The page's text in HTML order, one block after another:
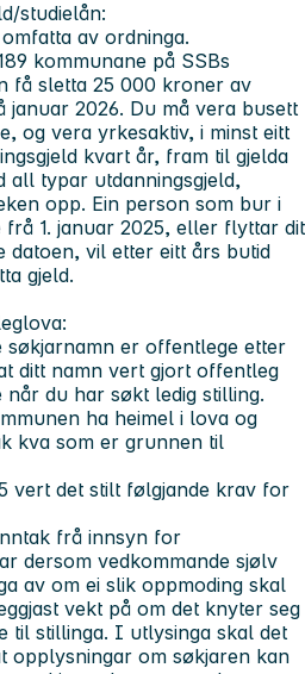
studielån:
av ordninga.
kommunane på SSBs
få sletta 25 000 kroner av
januar 2026. Du må vera busett
og vera yrkesaktiv, i minst eitt
kvart år, fram til gjelda
all typar utdanningsgjeld,
opp. Ein person som bur i
frå 1. januar 2025, eller flyttar dit
datoen, vil etter eitt års butid
gjeld.
søkjarnamn er offentlege etter
ditt namn vert gjort offentleg
du har søkt ledig stilling.
ha heimel i lova og
kva som er grunnen til
vert det stilt følgjande krav for
frå innsyn for
dersom vedkommande sjølv
av om ei slik oppmoding skal
vekt på om det knyter seg
til stillinga. I utlysinga skal det
opplysningar om søkjaren kan